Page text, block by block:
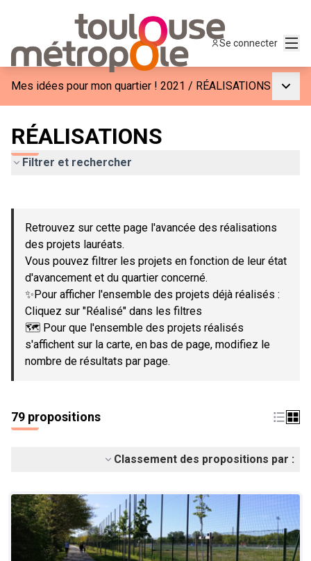
Se connecter
Mes idées pour mon quartier ! 2021 / RÉALISATIONS
RÉALISATIONS
Filtrer et rechercher
−
Retrouvez sur cette page l'avancée des réalisations
des projets lauréats.
Vous pouvez filtrer les projets en fonction de leur état
d'avancement et du quartier concerné.
✨Pour afficher l'ensemble des projets déjà réalisés :
Cliquez sur "Réalisé" dans les filtres
🗺️ Pour que l'ensemble des projets réalisés
s'affichent sur la carte, en bas de page, modifiez le
nombre de résultats par page.
79 propositions
Classement des propositions par :